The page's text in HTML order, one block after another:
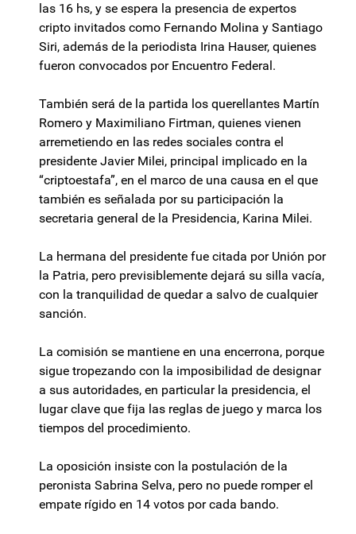
las 16 hs, y se espera la presencia de expertos
cripto invitados como Fernando Molina y Santiago
Siri, además de la periodista Irina Hauser, quienes
fueron convocados por Encuentro Federal.
También será de la partida los querellantes Martín
Romero y Maximiliano Firtman, quienes vienen
arremetiendo en las redes sociales contra el
presidente Javier Milei, principal implicado en la
“criptoestafa”, en el marco de una causa en el que
también es señalada por su participación la
secretaria general de la Presidencia, Karina Milei.
La hermana del presidente fue citada por Unión por
la Patria, pero previsiblemente dejará su silla vacía,
con la tranquilidad de quedar a salvo de cualquier
sanción.
La comisión se mantiene en una encerrona, porque
sigue tropezando con la imposibilidad de designar
a sus autoridades, en particular la presidencia, el
lugar clave que fija las reglas de juego y marca los
tiempos del procedimiento.
La oposición insiste con la postulación de la
peronista Sabrina Selva, pero no puede romper el
empate rígido en 14 votos por cada bando.